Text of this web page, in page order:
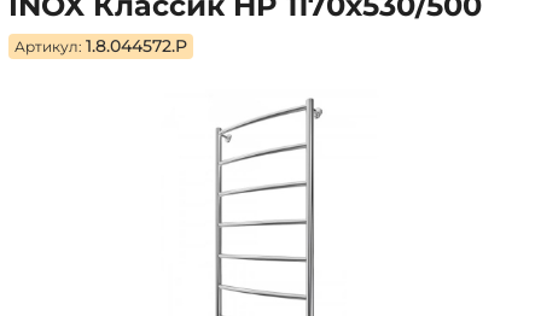
Артикул: 1.8.044572.P